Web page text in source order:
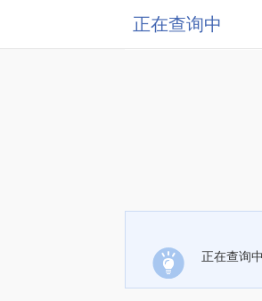
正在查询中
正在查询